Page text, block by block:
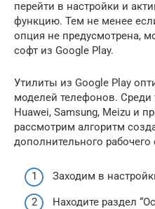
перейти в настройки и
функцию. Тем не менее
опция не предусмотрена,
софт из Google Play.
Утилиты из Google Play
моделей телефонов.
Huawei, Samsung, Meizu и
рассмотрим алгоритм
дополнительного рабочего
Заходим в
Находите раздел